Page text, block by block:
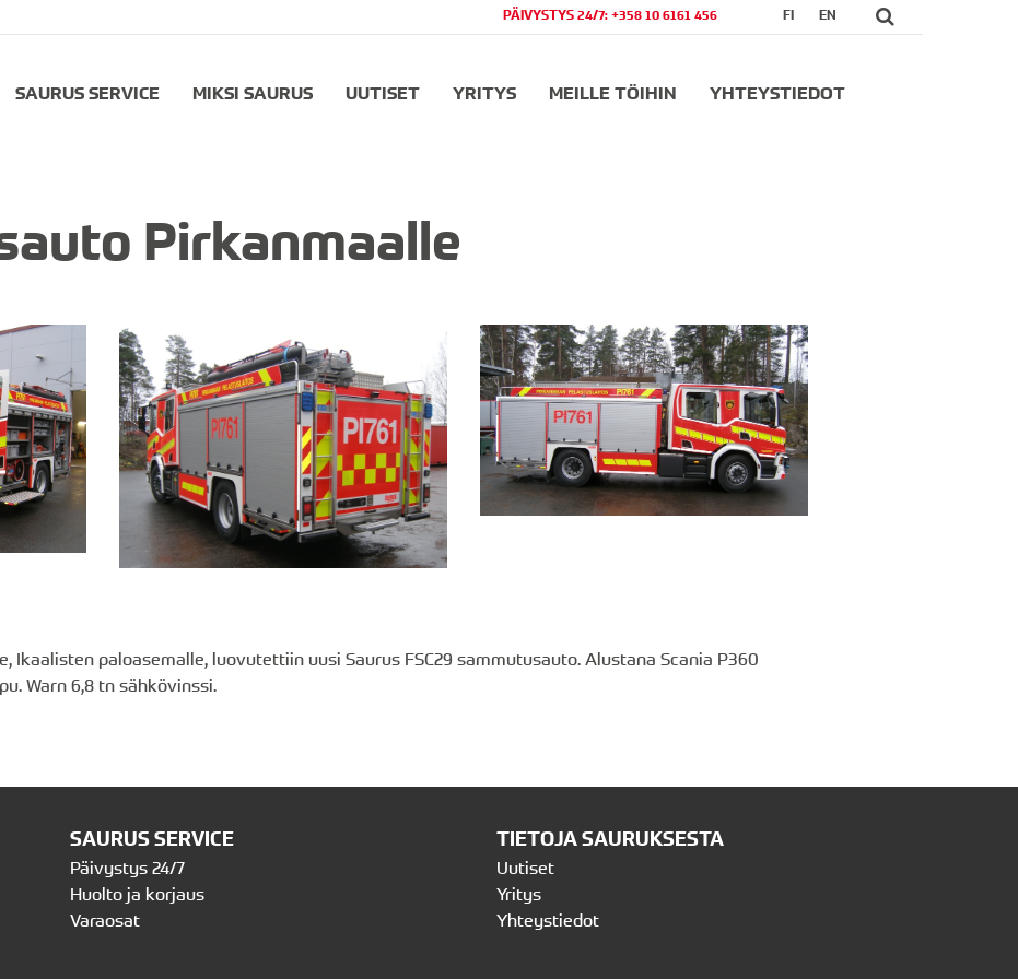
FI EN
PÄIVYSTYS 24/7: +358 10 6161 456
SAURUS SERVICE MIKSI SAURUS UUTISET YRITYS MEILLE TÖIHIN YHTEYSTIEDOT
Pirkanmaalle
Ikaalisten paloasemalle, luovutettiin uusi Saurus FSC29 sammutusauto. Alustana Scania P360
Warn 6,8 tn sähkövinssi.
SAURUS SERVICE
Päivystys 24/7
Huolto ja korjaus
Varaosat
TIETOJA SAURUKSESTA
Uutiset
Yritys
Yhteystiedot